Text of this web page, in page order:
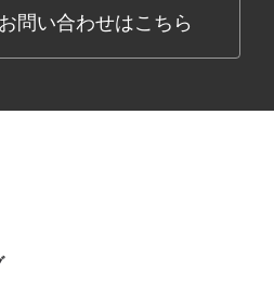
問い合わせはこちら